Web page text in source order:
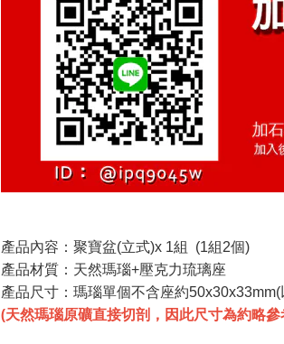
產品內容：聚寶盆(立式)x 1組 (1組2個)
產品材質：天然瑪瑙+壓克力琉璃座
產品尺寸：瑪瑙單個不含座約
(天然瑪瑙原礦直接切剖，因此尺寸為約略參